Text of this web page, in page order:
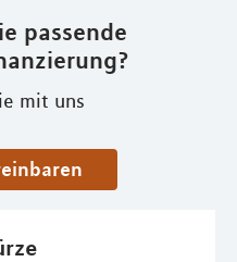
passende
mit uns